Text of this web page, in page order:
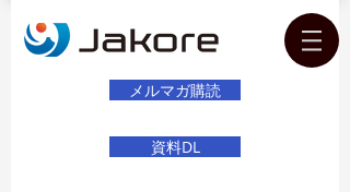
メルマガ購読
資料DL